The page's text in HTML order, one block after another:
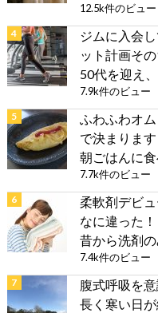
12.5k件のビュー
ジムに入会
ット計画そ
50代を迎え
7.9k件のビュー
ふわふわオ
で決まります
朝ごはんに
7.7k件のビュー
柔軟剤デビ
なに違った！
昔から洗剤
7.4k件のビュー
腹式呼吸を
長く寒い日